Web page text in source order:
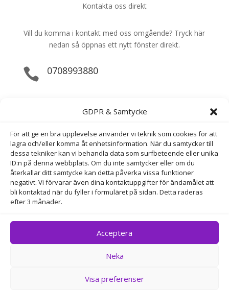
GDPR & Samtycke
För att ge en bra upplevelse använder vi teknik som cookies för att
lagra och/eller komma åt enhetsinformation. När du samtycker till
dessa tekniker kan vi behandla data som surfbeteende eller unika
ID:n på denna webbplats. Om du inte samtycker eller om du
återkallar ditt samtycke kan detta påverka vissa funktioner
negativt. Vi förvarar även dina kontaktuppgifter för ändamålet att
bli kontaktad när du fyller i formuläret på sidan. Detta raderas
efter 3 månader.
Acceptera
Neka
Visa preferenser
Kontakta oss direkt
Vill du komma i kontakt med oss omgående? Tryck här
nedan så öppnas ett nytt fönster direkt.
 0708993880
info@perfektyta.se
 Bokningsmail
bokning@perfektyta.se
Adress
Copyright © Perfekt Yta 2025 – Alla rättigheter